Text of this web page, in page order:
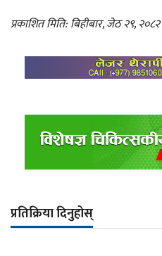
प्रकाशित मिति: बिहीबार, जेठ २९, २०८२
प्रतिक्रिया दिनुहोस्